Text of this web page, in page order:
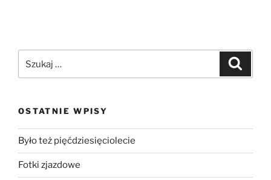
OSTATNIE WPISY
Było też pięćdziesięciolecie
Fotki zjazdowe